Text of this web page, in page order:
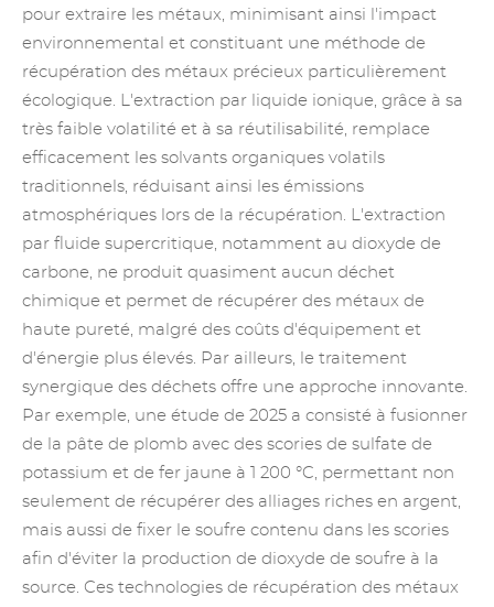
pour extraire les métaux, minimisant ainsi l'impact
environnemental et constituant une méthode de
récupération des métaux précieux particulièrement
écologique. L'extraction par liquide ionique, grâce à sa
très faible volatilité et à sa réutilisabilité, remplace
efficacement les solvants organiques volatils
traditionnels, réduisant ainsi les émissions
atmosphériques lors de la récupération. L'extraction
par fluide supercritique, notamment au dioxyde de
carbone, ne produit quasiment aucun déchet
chimique et permet de récupérer des métaux de
haute pureté, malgré des coûts d'équipement et
d'énergie plus élevés. Par ailleurs, le traitement
synergique des déchets offre une approche innovante.
Par exemple, une étude de 2025 a consisté à fusionner
de la pâte de plomb avec des scories de sulfate de
potassium et de fer jaune à 1 200 °C, permettant non
seulement de récupérer des alliages riches en argent,
mais aussi de fixer le soufre contenu dans les scories
afin d'éviter la production de dioxyde de soufre à la
source. Ces technologies de récupération des métaux